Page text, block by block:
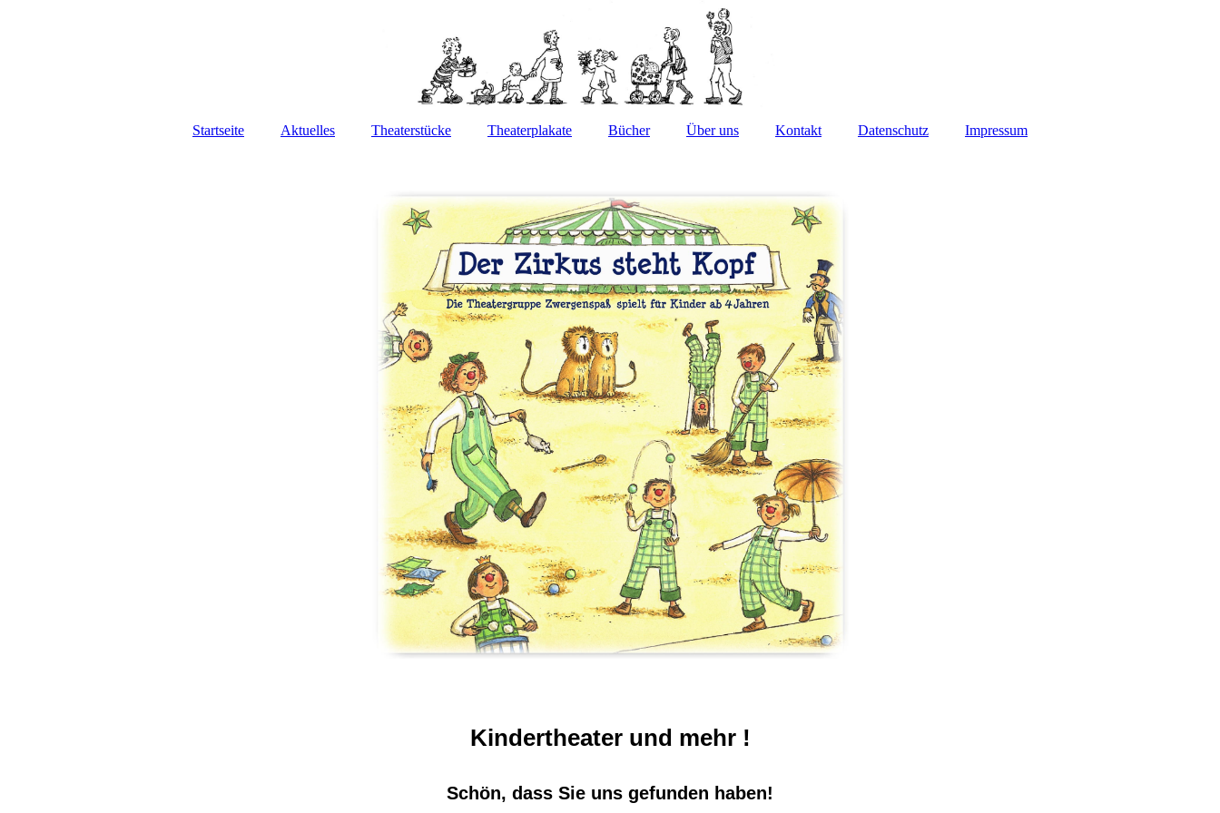
Startseite Aktuelles Theaterstücke Theaterplakate Bücher Über uns Kontakt Datenschutz Impressum
Kindertheater und mehr !
Schön, dass Sie uns gefunden haben!